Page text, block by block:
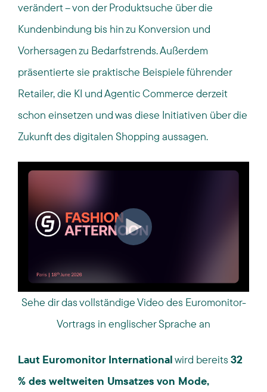
verändert – von der Produktsuche über die
Kundenbindung bis hin zu Konversion und
Vorhersagen zu Bedarfstrends. Außerdem
präsentierte sie praktische Beispiele führender
Retailer, die KI und Agentic Commerce derzeit
schon einsetzen und was diese Initiativen über die
Zukunft des digitalen Shopping aussagen.
Sehe dir das vollständige Video des Euromonitor-
Vortrags in englischer Sprache an
Laut Euromonitor Internationalwird bereits 32
% des weltweiten Umsatzes von Mode,